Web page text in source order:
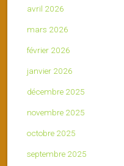
avril 2026
mars 2026
février 2026
janvier 2026
décembre 2025
novembre 2025
octobre 2025
septembre 2025